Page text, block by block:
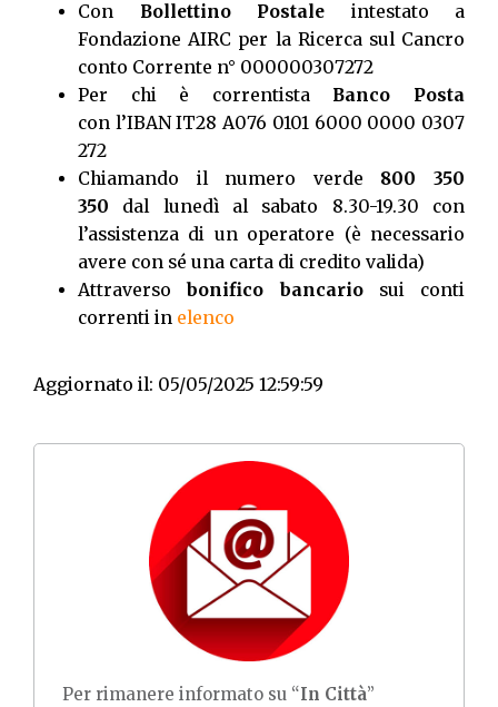
Con Bollettino Postale intestato a
Fondazione AIRC per la Ricerca sul Cancro
conto Corrente n° 000000307272
Per chi è correntista Banco Posta
con l’IBAN IT28 A076 0101 6000 0000 0307
272
Chiamando il numero verde 800 350
350 dal lunedì al sabato 8.30-19.30 con
l’assistenza di un operatore (è necessario
avere con sé una carta di credito valida)
Attraversobonifico bancariosui conti
correnti in elenco
Aggiornato il: 05/05/2025 12:59:59
Per rimanere informato su “In Città”